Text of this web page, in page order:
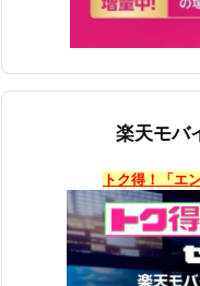
楽天モバ
トク得！「エ